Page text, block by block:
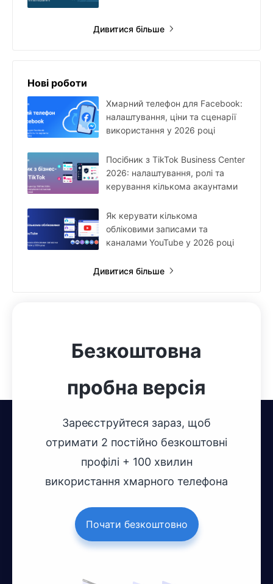
Дивитися більше
Нові роботи
Хмарний телефон для Facebook:
налаштування, ціни та сценарії
використання у 2026 році
Посібник з TikTok Business Center
2026: налаштування, ролі та
керування кількома акаунтами
Як керувати кількома
обліковими записами та
каналами YouTube у 2026 році
Дивитися більше
Безкоштовна
пробна версія
Зареєструйтеся зараз, щоб
отримати 2 постійно безкоштовні
профілі + 100 хвилин
використання хмарного телефона
Почати безкоштовно